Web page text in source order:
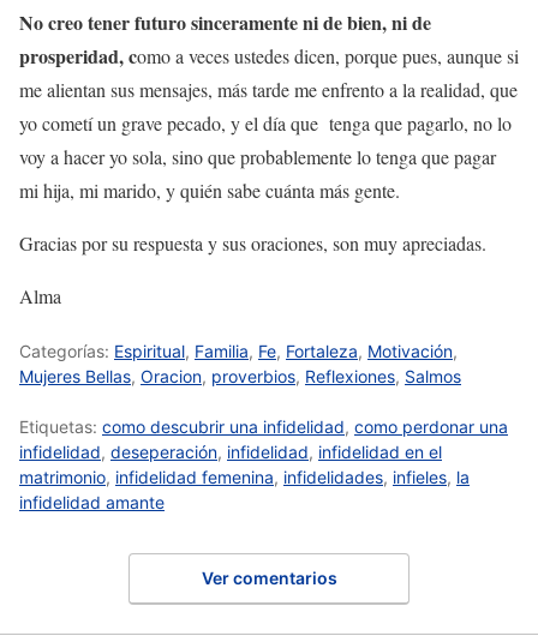
No creo tener futuro sinceramente ni de bien, ni de
prosperidad, como a veces ustedes dicen, porque pues, aunque si
me alientan sus mensajes, más tarde me enfrento a la realidad, que
yo cometí un grave pecado, y el día que tenga que pagarlo, no lo
voy a hacer yo sola, sino que probablemente lo tenga que pagar
mi hija, mi marido, y quién sabe cuánta más gente.
Gracias por su respuesta y sus oraciones, son muy apreciadas.
Alma
Categorías: Espiritual, Familia, Fe, Fortaleza, Motivación,
Mujeres Bellas, Oracion, proverbios, Reflexiones, Salmos
Etiquetas: como descubrir una infidelidad, como perdonar una
infidelidad, deseperación, infidelidad, infidelidad en el
matrimonio, infidelidad femenina, infidelidades, infieles, la
infidelidad amante
Ver comentarios